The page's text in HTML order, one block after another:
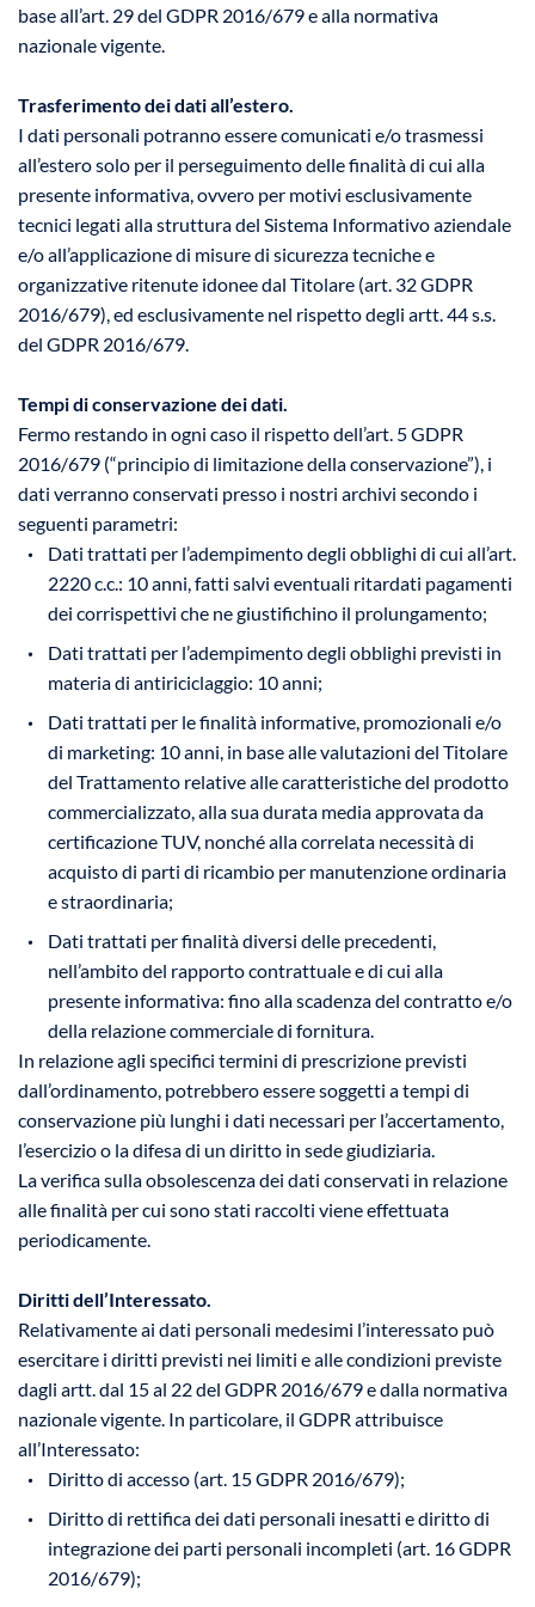
base all’art. 29 del GDPR 2016/679 e alla normativa
nazionale vigente.
Trasferimento dei dati all’estero.
I dati personali potranno essere comunicati e/o trasmessi
all’estero solo per il perseguimento delle finalità di cui alla
presente informativa, ovvero per motivi esclusivamente
tecnici legati alla struttura del Sistema Informativo aziendale
e/o all’applicazione di misure di sicurezza tecniche e
organizzative ritenute idonee dal Titolare (art. 32 GDPR
2016/679), ed esclusivamente nel rispetto degli artt. 44 s.s.
del GDPR 2016/679.
Tempi di conservazione dei dati.
Fermo restando in ogni caso il rispetto dell’art. 5 GDPR
2016/679 (“principio di limitazione della conservazione”), i
dati verranno conservati presso i nostri archivi secondo i
seguenti parametri:
Dati trattati per l’adempimento degli obblighi di cui all’art.
2220 c.c.: 10 anni, fatti salvi eventuali ritardati pagamenti
dei corrispettivi che ne giustifichino il prolungamento;
Dati trattati per l’adempimento degli obblighi previsti in
materia di antiriciclaggio: 10 anni;
Dati trattati per le finalità informative, promozionali e/o
di marketing: 10 anni, in base alle valutazioni del Titolare
del Trattamento relative alle caratteristiche del prodotto
commercializzato, alla sua durata media approvata da
certificazione TUV, nonché alla correlata necessità di
acquisto di parti di ricambio per manutenzione ordinaria
e straordinaria;
Dati trattati per finalità diversi delle precedenti,
nell’ambito del rapporto contrattuale e di cui alla
presente informativa: fino alla scadenza del contratto e/o
della relazione commerciale di fornitura.
In relazione agli specifici termini di prescrizione previsti
dall’ordinamento, potrebbero essere soggetti a tempi di
conservazione più lunghi i dati necessari per l’accertamento,
l’esercizio o la difesa di un diritto in sede giudiziaria.
La verifica sulla obsolescenza dei dati conservati in relazione
alle finalità per cui sono stati raccolti viene effettuata
periodicamente.
Diritti dell’Interessato.
Relativamente ai dati personali medesimi l’interessato può
esercitare i diritti previsti nei limiti e alle condizioni previste
dagli artt. dal 15 al 22 del GDPR 2016/679 e dalla normativa
nazionale vigente. In particolare, il GDPR attribuisce
all’Interessato:
Diritto di accesso (art. 15 GDPR 2016/679);
Diritto di rettifica dei dati personali inesatti e diritto di
integrazione dei parti personali incompleti (art. 16 GDPR
2016/679);